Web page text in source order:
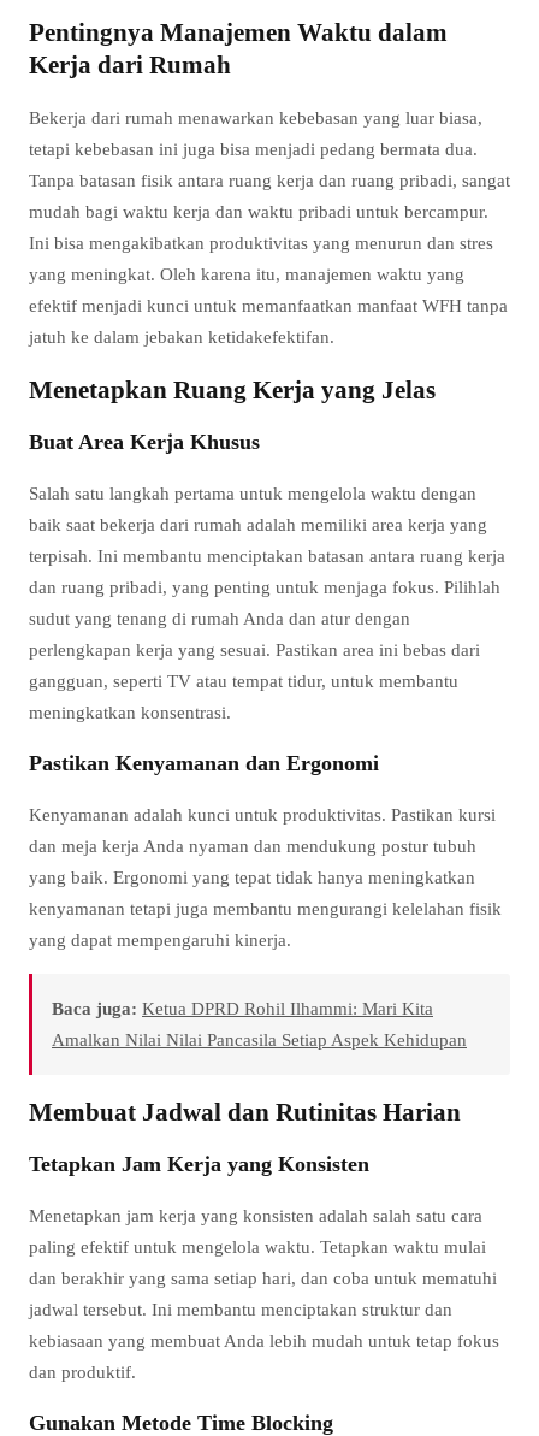
Pentingnya Manajemen Waktu dalam
Kerja dari Rumah
Bekerja dari rumah menawarkan kebebasan yang luar biasa,
tetapi kebebasan ini juga bisa menjadi pedang bermata dua.
Tanpa batasan fisik antara ruang kerja dan ruang pribadi, sangat
mudah bagi waktu kerja dan waktu pribadi untuk bercampur.
Ini bisa mengakibatkan produktivitas yang menurun dan stres
yang meningkat. Oleh karena itu, manajemen waktu yang
efektif menjadi kunci untuk memanfaatkan manfaat WFH tanpa
jatuh ke dalam jebakan ketidakefektifan.
Menetapkan Ruang Kerja yang Jelas
Buat Area Kerja Khusus
Salah satu langkah pertama untuk mengelola waktu dengan
baik saat bekerja dari rumah adalah memiliki area kerja yang
terpisah. Ini membantu menciptakan batasan antara ruang kerja
dan ruang pribadi, yang penting untuk menjaga fokus. Pilihlah
sudut yang tenang di rumah Anda dan atur dengan
perlengkapan kerja yang sesuai. Pastikan area ini bebas dari
gangguan, seperti TV atau tempat tidur, untuk membantu
meningkatkan konsentrasi.
Pastikan Kenyamanan dan Ergonomi
Kenyamanan adalah kunci untuk produktivitas. Pastikan kursi
dan meja kerja Anda nyaman dan mendukung postur tubuh
yang baik. Ergonomi yang tepat tidak hanya meningkatkan
kenyamanan tetapi juga membantu mengurangi kelelahan fisik
yang dapat mempengaruhi kinerja.
Baca juga: Ketua DPRD Rohil Ilhammi: Mari Kita
Amalkan Nilai Nilai Pancasila Setiap Aspek Kehidupan
Membuat Jadwal dan Rutinitas Harian
Tetapkan Jam Kerja yang Konsisten
Menetapkan jam kerja yang konsisten adalah salah satu cara
paling efektif untuk mengelola waktu. Tetapkan waktu mulai
dan berakhir yang sama setiap hari, dan coba untuk mematuhi
jadwal tersebut. Ini membantu menciptakan struktur dan
kebiasaan yang membuat Anda lebih mudah untuk tetap fokus
dan produktif.
Gunakan Metode Time Blocking